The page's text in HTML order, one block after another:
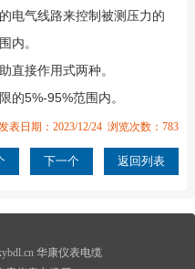
电气线路来控制被测压力的
内。
直接作用式两种。
的5%-95%范围内。
发表日期：2023/12/24 浏览次数：783
下一个 返回列表
华康仪表电缆